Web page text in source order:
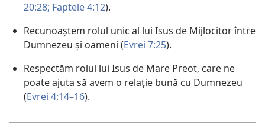
20:28; Faptele 4:12).
Recunoaștem rolul unic al lui Isus de Mijlocitor între
Dumnezeu și oameni (Evrei 7:25).
Respectăm rolul lui Isus de Mare Preot, care ne
poate ajuta să avem o relație bună cu Dumnezeu
(Evrei 4:14–16).